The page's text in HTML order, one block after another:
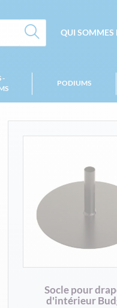
QUI SOMMES
-
PODIUMS
Socle pour
d'intérieur